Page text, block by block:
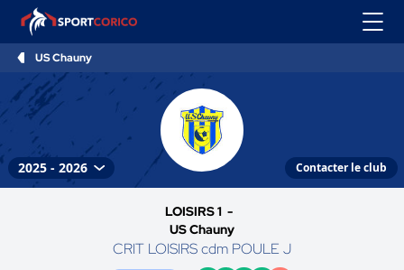
US Chauny
Contacter le club
LOISIRS 1 -
US Chauny
CRIT LOISIRS cdm POULE J